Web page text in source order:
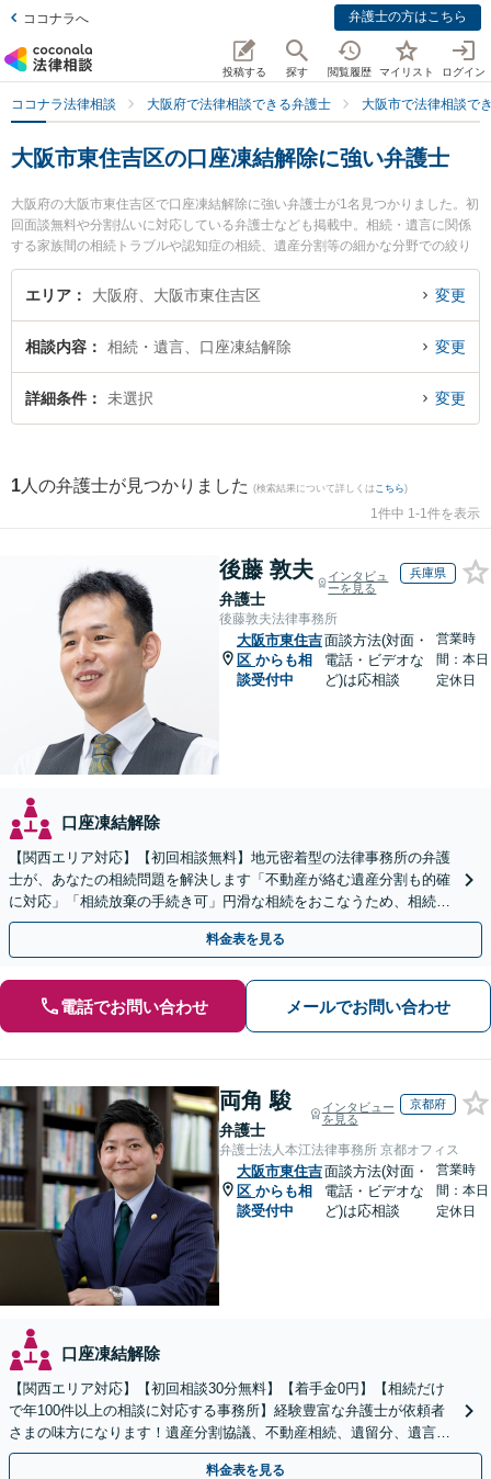
ココナラへ 弁護士の方はこちら
投稿する 探す 閲覧履歴 マイリスト ログイン
ココナラ法律相談 大阪府で法律相談できる弁護士 大阪市で法律相談で
大阪市東住吉区の口座凍結解除に強い弁護士
大阪府の大阪市東住吉区で口座凍結解除に強い弁護士が1名見つかりました。初
回面談無料や分割払いに対応している弁護士なども掲載中。相続・遺言に関係
する家族間の相続トラブルや認知症の相続、遺産分割等の細かな分野での絞り
込み検索もでき便利です。特に片岸法律事務所の片岸 寿文弁護士のプロフィー
ル情報や弁護士費用、強みなどが注目されています。『大阪市東住吉区で土日
回相談無料で口座凍結解除を法律相談できる大阪市東住吉区内の弁護士に相談
予約したい』などでお困りの相談者さんにおすすめです。
エリア 大阪府、大阪市東住吉区 変更
相談内容 相続・遺言、口座凍結解除 変更
詳細条件 未選択 変更
1 人の弁護士が見つかりました (検索結果について詳しくは こちら)
1件中 1-1件を表示
後藤 敦夫
弁護士
インタビュ
ーを見る
兵庫県
後藤敦夫法律事務所
大阪市東住吉
区 からも相
談受付中
面談方法(対面・
電話・ビデオな
ど)は応相談
営業時
間：本日
定休日
口座凍結解除
【関西エリア対応】【初回相談無料】地元密着型の法律事務所の弁護
士が、あなたの相続問題を解決します「不動産が絡む遺産分割も的確
に対応」「相続放棄の手続き可」円滑な相続をおこなうため、相続問
題は自分の代で解決しましょう【完全個室制】
料金表を見る
電話でお問い合わせ メールでお問い合わせ
両角 駿
弁護士
インタビュー
を見る
京都府
弁護士法人本江法律事務所 京都オフィス
大阪市東住吉
区 からも相
談受付中
面談方法(対面・
電話・ビデオな
ど)は応相談
営業時
間：本日
定休日
口座凍結解除
【関西エリア対応】【初回相談30分無料】【着手金0円】【相続だけ
で年100件以上の相談に対応する事務所】経験豊富な弁護士が依頼者
さまの味方になります！遺産分割協議、不動産相続、遺留分、遺言書
の作成など【烏丸御池駅7分】
料金表を見る